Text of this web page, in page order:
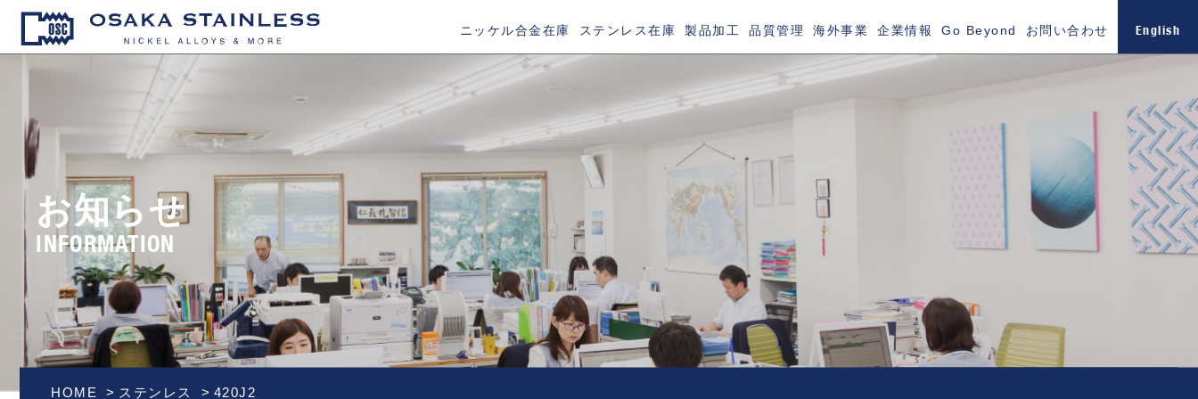
OSAKA STAINLESS
ニッケル合金在庫 ステンレス在庫 製品加工 品質管理 海外事業 企業情報 Go Beyond お問い合わせ English
お知らせ
INFORMATION
HOME ステンレス 420J2